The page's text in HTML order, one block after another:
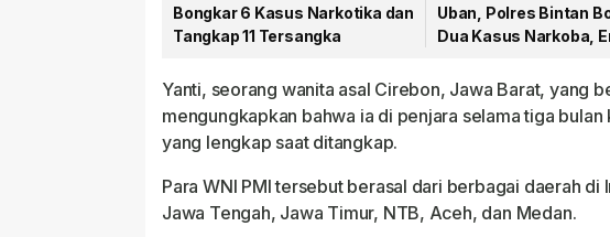
Bongkar 6 Kasus Narkotika dan
Tangkap 11 Tersangka
Uban, Polres Bintan
Dua Kasus Narkoba,
Yanti, seorang wanita asal Cirebon, Jawa Barat, yang
mengungkapkan bahwa ia di penjara selama tiga
yang lengkap saat ditangkap.
Para WNI PMI tersebut berasal dari berbagai daerah
Jawa Tengah, Jawa Timur, NTB, Aceh, dan Medan.